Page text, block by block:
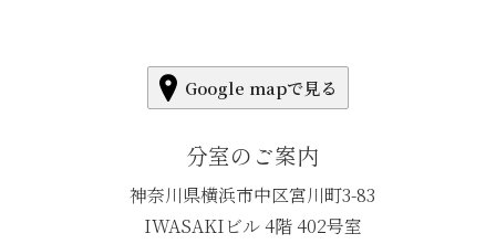
Google mapで見る
分室のご案内
神奈川県横浜市中区宮川町3-83
IWASAKIビル 4階 402号室